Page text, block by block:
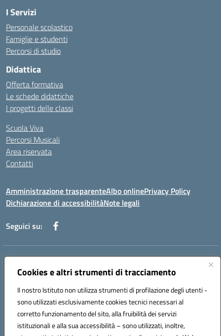
Cookies e altri strumenti di tracciamento
Il nostro Istituto non utilizza strumenti di profilazione degli utenti -
sono utilizzati esclusivamente cookies tecnici necessari al
corretto funzionamento del sito, alla fruibilità dei servizi
istituzionali e alla sua accessibilità – sono utilizzati, inoltre,
I Servizi
Personale scolastico
Famiglie e studenti
Percorsi di studio
Didattica
Offerta formativa
Le schede didattiche
I progetti delle classi
Scuola Viva
Percorsi Musicali
Area riservata
Contatti
Amministrazione trasparenteAlbo onlinePrivacy Policy
Dichiarazione di accessibilitàNote legali
Seguici su:
Indirizzo:
Centralino:089868360 Email:saic857007@istruzione.it
Codice fiscale: 80025860653
Codice meccanografico:
SAIC857007
Codice Indice delle Pubbliche Amministrazioni (IPA): istsc_saic857007